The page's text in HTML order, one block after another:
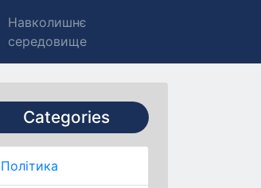
Навколишнє
середовище
Categories
Політика